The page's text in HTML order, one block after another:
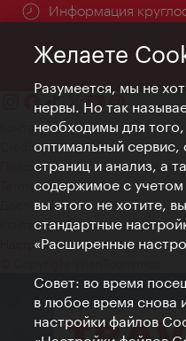
Информация
Контакт
Credits
Положение о
Terms of Use
Доступность
Контакты для прессы
Настройки файлов Cookie
Желаете
Разумеется, мы не
нервы. Но так
необходимы для
оптимальный сервис,
страниц и анализ, а
содержимое с
вы этого не хотите,
стандартные
«Расширенные
Совет: во время
в любое время снова
настройки файлов